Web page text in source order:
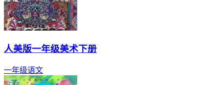
人美版一年级美术下册
一年级语文